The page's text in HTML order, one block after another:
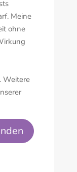
Meine
ohne
Weitere